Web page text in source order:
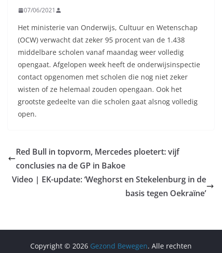
07/06/2021
Het ministerie van Onderwijs, Cultuur en Wetenschap
(OCW) verwacht dat zeker 95 procent van de 1.438
middelbare scholen vanaf maandag weer volledig
opengaat. Afgelopen week heeft de onderwijsinspectie
contact opgenomen met scholen die nog niet zeker
wisten of ze helemaal zouden opengaan. Ook het
grootste gedeelte van die scholen gaat alsnog volledig
open.
Red Bull in topvorm, Mercedes ploetert: vijf
conclusies na de GP in Bakoe
Video | EK-update: ‘Weghorst en Stekelenburg in de
basis tegen Oekraïne’
Copyright © 2026 Gezond Bewegen. Alle rechten